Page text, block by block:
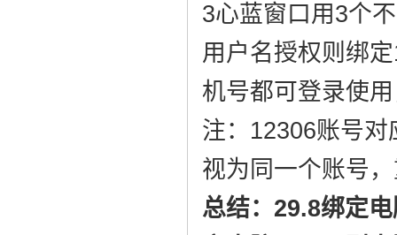
3心蓝窗口用3个
用户名授权则绑
机号都可登录使
注：12306账号
视为同一个账号
总结：29.8绑定